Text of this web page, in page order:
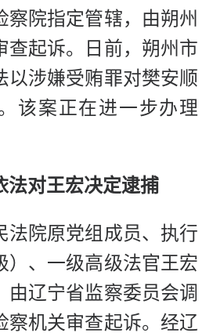
察院指定管辖，由朔州
查起诉。日前，朔州市
以涉嫌受贿罪对樊安顺
该案正在进一步办理
法对王宏决定逮捕
法院原党组成员、执行
）、一级高级法官王宏
由辽宁省监察委员会调
察机关审查起诉。经辽